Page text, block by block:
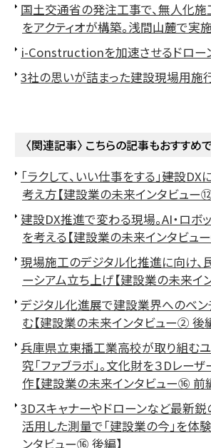
国土交通省の発注工事で、無人化
をアクティオが構築。浅間山麓で実施
i-Constructionを加速させるドロー
3社の思いが詰まった建設現場用施
〈関連記事〉 こちらの記事もおすすめ
「ラクして、いい仕事をする」――建設
考え方【建設業の未来インタビュー
建設DX推進で変わる現場。AI・ロボ
を考える【建設業の未来インタビュ
現場施工のデジタル化推進に向け、
ーシアム立ち上げ【建設業の未来イ
デジタル化進展で建設業界へのベ
む【建設業の未来インタビュー② 後
兵庫県立東播工業高校が取り組む
究「ファブラボ」。文化財を３Dレー
作【建設業の未来インタビュー⑯ 前
3Dスキャナーやドローンなど最新
活用した測量で「建設業の今」を体
ンタビュー⑯ 後編】